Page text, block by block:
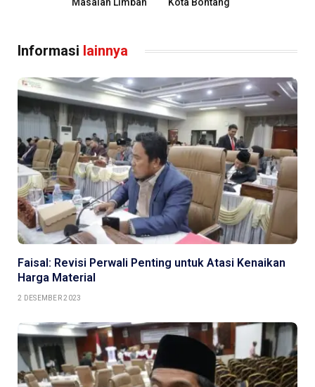
Masalah Limbah
Kota Bontang
Informasi lainnya
Faisal: Revisi Perwali Penting untuk Atasi Kenaikan
Harga Material
2 DESEMBER 2023